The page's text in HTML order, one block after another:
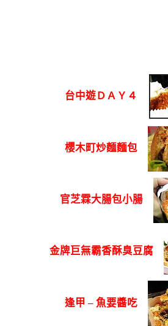
台中遊ＤＡＹ４
櫻木町炒麵麵包
官芝霖大腸包小腸
金牌巨無霸香酥臭豆腐
逢甲 – 魚要醬吃